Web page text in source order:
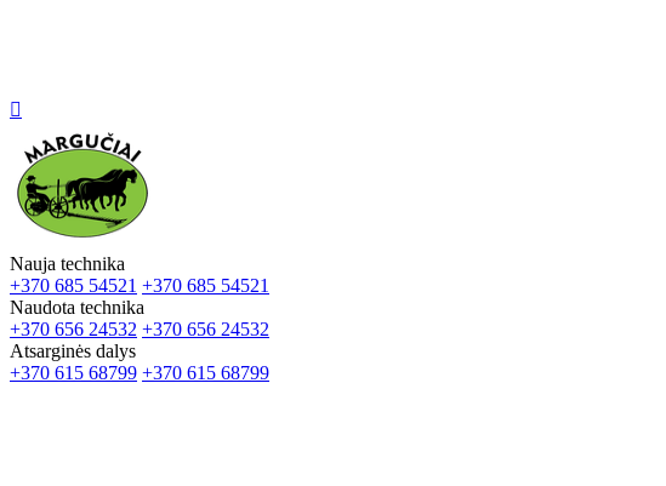

Nauja technika
+370 685 54521 +370 685 54521
Naudota technika
+370 656 24532 +370 656 24532
Atsarginės dalys
+370 615 68799 +370 615 68799